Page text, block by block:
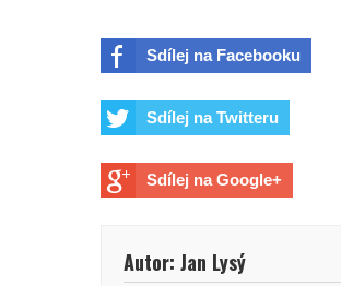
Sdílej na Facebooku
Sdílej na Twitteru
Sdílej na Google+
Autor: Jan Lysý